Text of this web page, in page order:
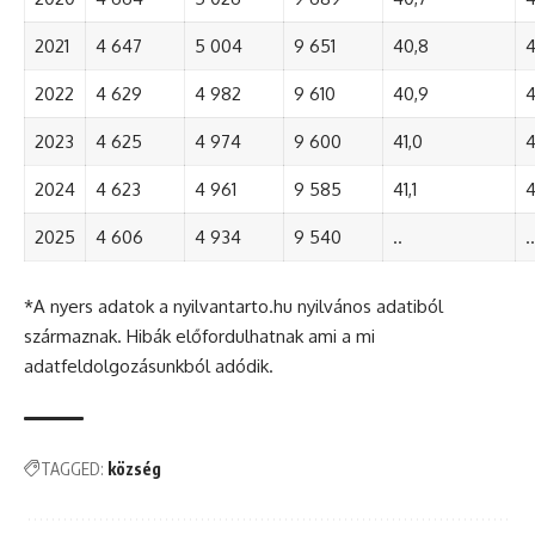
2021 4 647 5 004 9 651 40,8
2022 4 629 4 982 9 610 40,9
2023 4 625 4 974 9 600 41,0
2024 4 623 4 961 9 585 41,1
2025 4 606 4 934 9 540 .. ..
*A nyers adatok a nyilvantarto.hu nyilvános adatiból
származnak. Hibák előfordulhatnak ami a mi
adatfeldolgozásunkból adódik.
TAGGED: község